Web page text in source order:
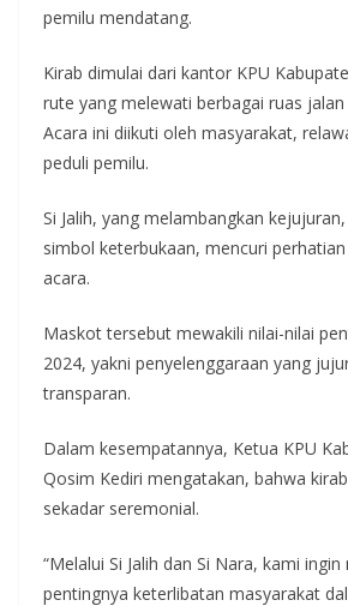
pemilu mendatang.
Kirab dimulai dari kantor KPU
rute yang melewati berbagai ruas
Acara ini diikuti oleh masyarakat,
peduli pemilu.
Si Jalih, yang melambangkan
simbol keterbukaan, mencuri
acara.
Maskot tersebut mewakili nilai-nilai
2024, yakni penyelenggaraan yang
transparan.
Dalam kesempatannya, Ketua KPU
Qosim Kediri mengatakan, bahwa
sekadar seremonial.
“Melalui Si Jalih dan Si Nara, kami
pentingnya keterlibatan masyarakat